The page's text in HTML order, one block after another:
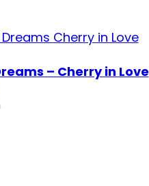
– Cherry in Love